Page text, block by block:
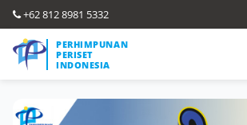
+62 812 8981 5332
PERHIMPUNAN
PERISET
INDONESIA